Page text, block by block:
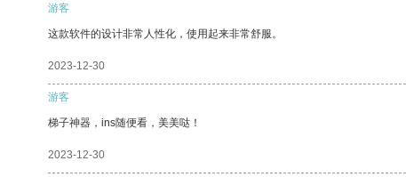
游客
这款软件的设计非常人性化，使用起来非常舒服。
2023-12-30
游客
梯子神器，ins随便看，美美哒！
2023-12-30